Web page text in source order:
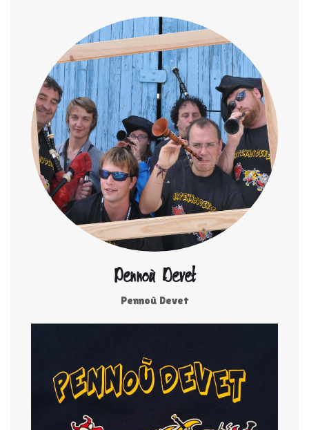
Pennoù Devet
Pennoù Devet